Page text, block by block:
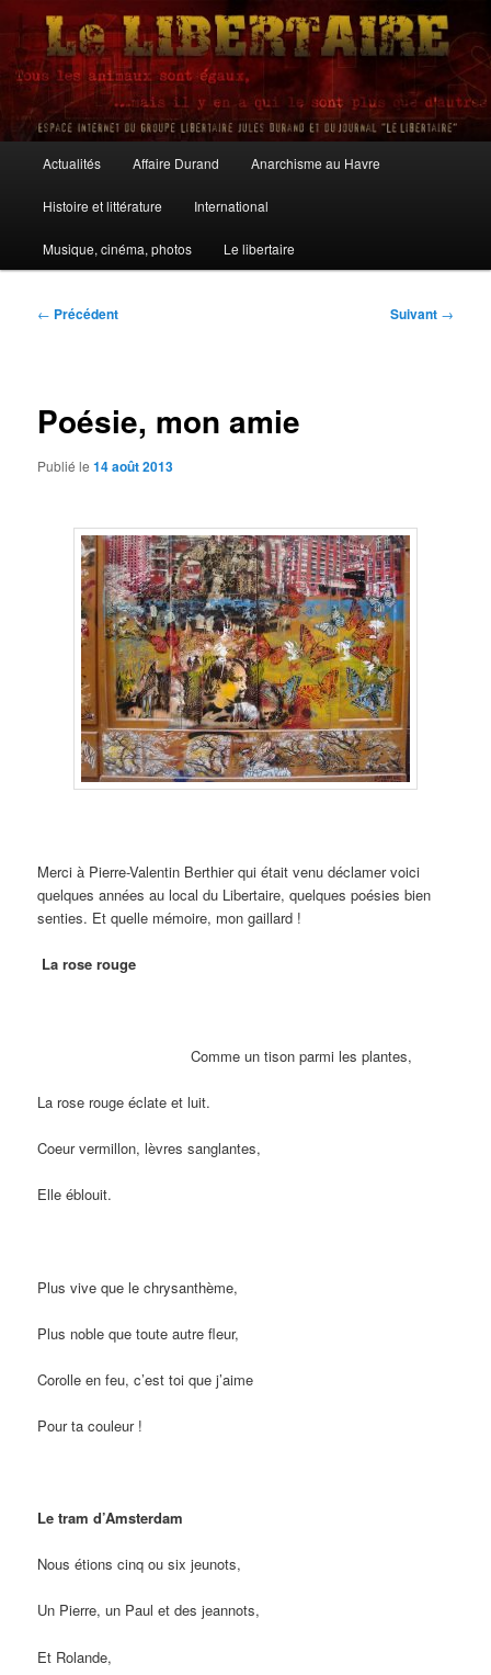
Aller
contenu
principalLe Libertaire
principal
Actualités Affaire Durand Anarchisme au Havre
Histoire et littérature International
Musique, cinéma, photos Le libertaire
Navigation
← Précédent Suivant →
Poésie, mon amie
Publié le14 août 2013
Merci à Pierre-Valentin Berthier qui était venu déclamer voici
quelques années au local du Libertaire, quelques poésies bien
senties. Et quelle mémoire, mon gaillard !
La rose rouge
Comme un tison parmi les plantes,
La rose rouge éclate et luit.
Coeur vermillon, lèvres sanglantes,
Elle éblouit.
Plus vive que le chrysanthème,
Plus noble que toute autre fleur,
Corolle en feu, c’est toi que j’aime
Pour ta couleur !
Le tram d’Amsterdam
Nous étions cinq ou six jeunots,
Un Pierre, un Paul et des jeannots,
Et Rolande,